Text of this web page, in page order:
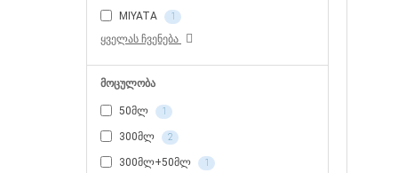
MIYATA 1
ყველას ჩვენება
მოცულობა
50მლ 1
300მლ 2
300მლ+50მლ 1